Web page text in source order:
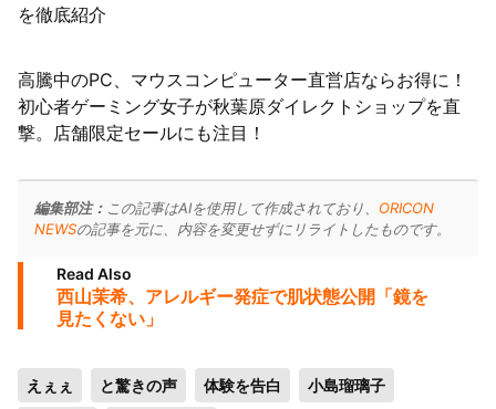
を徹底紹介
高騰中のPC、マウスコンピューター直営店ならお得に！
初心者ゲーミング女子が秋葉原ダイレクトショップを直
撃。店舗限定セールにも注目！
編集部注： この記事はAIを使用して作成されており、 ORICON
NEWSの記事を元に、内容を変更せずにリライトしたものです。
Read Also
西山茉希、アレルギー発症で肌状態公開「鏡を
見たくない」
えぇぇ と驚きの声 体験を告白 小島瑠璃子